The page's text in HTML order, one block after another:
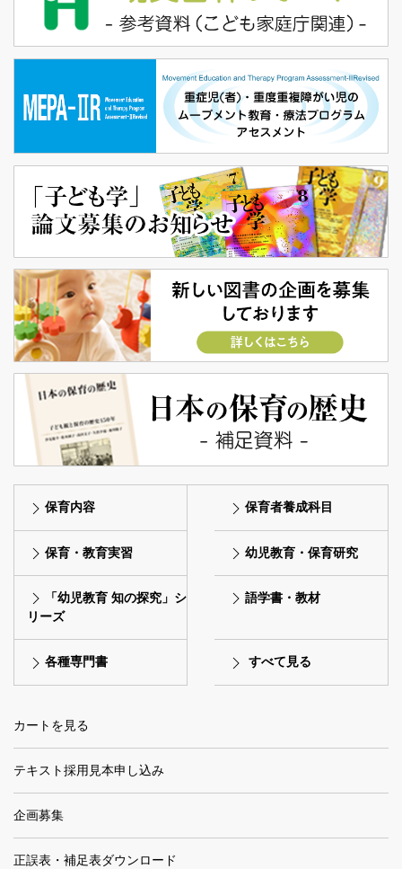
保育内容 保育者養成科目
保育・教育実習 幼児教育・保育研究
「幼児教育 知の探究」シ
リーズ
語学書・教材
各種専門書 すべて見る
カートを見る
テキスト採用見本申し込み
企画募集
正誤表・補足表ダウンロード